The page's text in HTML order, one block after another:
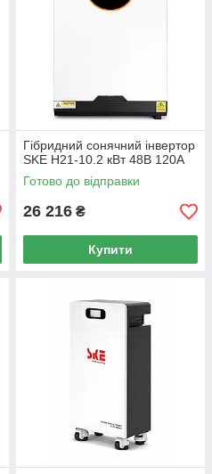
Гібридний сонячний інвертор
SKE H21-10.2 кВт 48В 120А
Готово до відправки
26 216 ₴
Купити